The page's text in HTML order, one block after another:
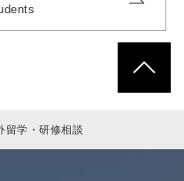
留学・研修相談